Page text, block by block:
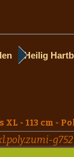
Heilig
- 113 cm -
g752